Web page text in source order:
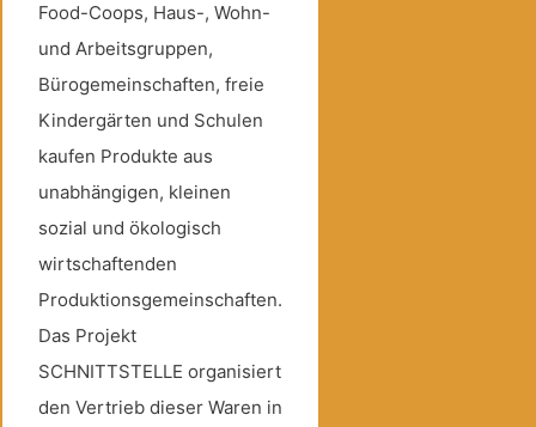
Food-Coops, Haus-, Wohn-
und Arbeitsgruppen,
Bürogemeinschaften, freie
Kindergärten und Schulen
kaufen Produkte aus
unabhängigen, kleinen
sozial und ökologisch
wirtschaftenden
Produktionsgemeinschaften.
Das Projekt
SCHNITTSTELLE organisiert
den Vertrieb dieser Waren in